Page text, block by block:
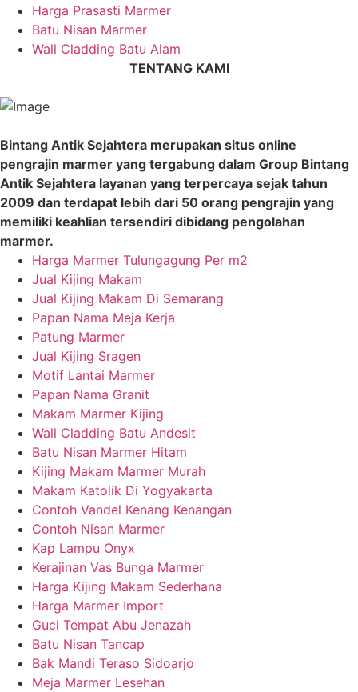
Harga Prasasti Marmer
Batu Nisan Marmer
Wall Cladding Batu Alam
TENTANG KAMI
Bintang Antik Sejahtera merupakan situs online
pengrajin marmer yang tergabung dalam Group Bintang
Antik Sejahtera layanan yang terpercaya sejak tahun
2009 dan terdapat lebih dari 50 orang pengrajin yang
memiliki keahlian tersendiri dibidang pengolahan
marmer.
Harga Marmer Tulungagung Per m2
Jual Kijing Makam
Jual Kijing Makam Di Semarang
Papan Nama Meja Kerja
Patung Marmer
Jual Kijing Sragen
Motif Lantai Marmer
Papan Nama Granit
Makam Marmer Kijing
Wall Cladding Batu Andesit
Batu Nisan Marmer Hitam
Kijing Makam Marmer Murah
Makam Katolik Di Yogyakarta
Contoh Vandel Kenang Kenangan
Contoh Nisan Marmer
Kap Lampu Onyx
Kerajinan Vas Bunga Marmer
Harga Kijing Makam Sederhana
Harga Marmer Import
Guci Tempat Abu Jenazah
Batu Nisan Tancap
Bak Mandi Teraso Sidoarjo
Meja Marmer Lesehan